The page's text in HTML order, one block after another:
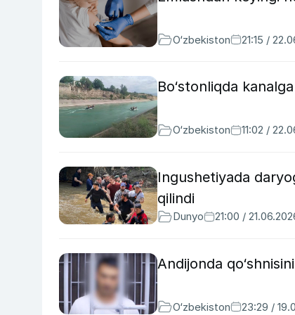
O‘zbekiston 21:15 /
Bo‘stonliqda
O‘zbekiston 11:02 /
Ingushetiyada
qilindi
Dunyo 21:00 /
Andijonda
O‘zbekiston 23:29 /